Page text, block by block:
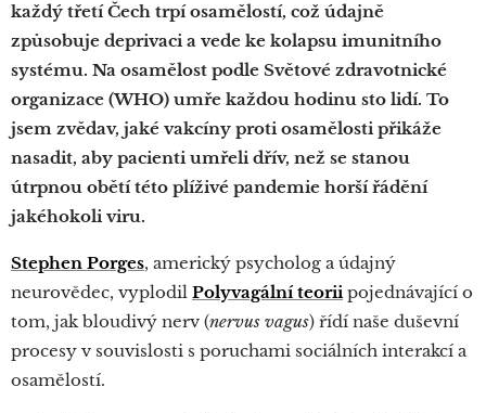
každý třetí Čech trpí osamělostí, což údajně
způsobuje deprivaci a vede ke kolapsu imunitního
systému. Na osamělost podle Světové zdravotnické
organizace (WHO) umře každou hodinu sto lidí. To
jsem zvědav, jaké vakcíny proti osamělosti přikáže
nasadit, aby pacienti umřeli dřív, než se stanou
útrpnou obětí této plíživé pandemie horší řádění
jakéhokoli viru.
Stephen Porges, americký psycholog a údajný
neurovědec, vyplodil Polyvagální teoriipojednávající o
tom, jak bloudivý nerv (nervus vagus) řídí naše duševní
procesy v souvislosti s poruchami sociálních interakcí a
osamělostí.